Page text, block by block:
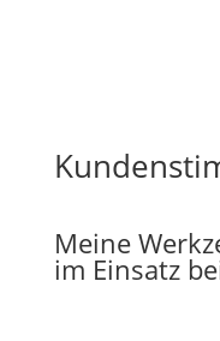
Meine
im Einsatz